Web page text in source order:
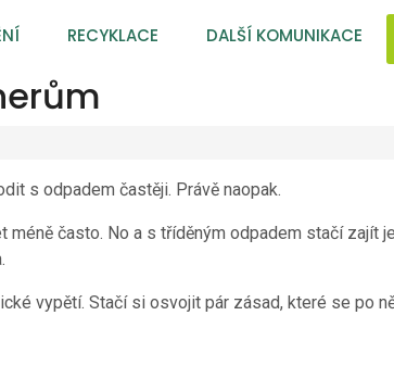
RECYKLACE DALŠÍ KOMUNIKACE
s odpadem častěji. Právě naopak.
často. No a s tříděným odpadem stačí zajít
vypětí. Stačí si osvojit pár zásad, které se po